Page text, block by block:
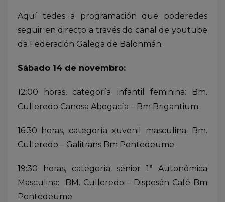
Aquí tedes a programación que poderedes
seguir en directo a través do canal de youtube
da Federación Galega de Balonmán.
Sábado 14 de novembro:
12:00 horas, categoría infantil feminina: Bm.
Culleredo Canosa Abogacía – Bm Brigantium.
16:30 horas, categoría xuvenil masculina: Bm.
Culleredo – Galitrans Bm Pontedeume
19:30 horas, categoría sénior 1ª Autonómica
Masculina: BM. Culleredo – Dispesán Café Bm
Pontedeume